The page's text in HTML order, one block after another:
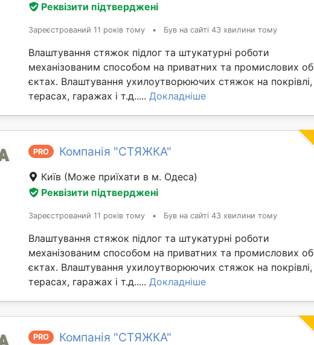
Реквізити підтверджені
Зареєстрований 11 років тому • Був на сайті 43 хвилини тому
Влаштування стяжок підлог та штукатурні роботи
механізованим способом на приватних та промислових об
єктах. Влаштування ухилоутворюючих стяжок на покрівлі,
терасах, гаражах і т.д..... Докладніше
PRO Компанія "СТЯЖКА"
Київ (Може приїхати в м. Одеса)
Реквізити підтверджені
Зареєстрований 11 років тому • Був на сайті 43 хвилини тому
Влаштування стяжок підлог та штукатурні роботи
механізованим способом на приватних та промислових об
єктах. Влаштування ухилоутворюючих стяжок на покрівлі,
терасах, гаражах і т.д..... Докладніше
PRO Компанія "СТЯЖКА"